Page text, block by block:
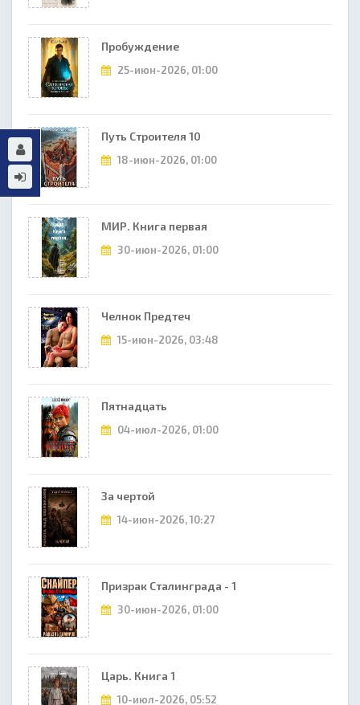
Пробуждение
25-июн-2026, 01:00
Путь Строителя 10
18-июн-2026, 01:00
МИР. Книга первая
30-июн-2026, 01:00
Челнок Предтеч
15-июн-2026, 03:48
Пятнадцать
04-июл-2026, 01:00
За чертой
14-июн-2026, 10:27
Призрак Сталинграда - 1
30-июн-2026, 01:00
Царь. Книга 1
10-июл-2026, 05:52